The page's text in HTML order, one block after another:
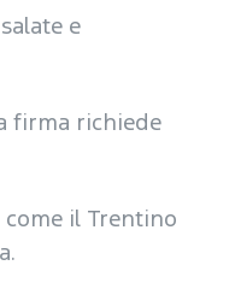
e
firma richiede
come il Trentino